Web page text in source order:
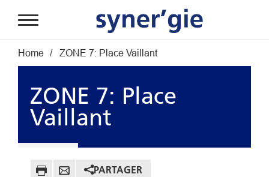
Fil d'Ariane
Home ZONE 7: Place Vaillant
ZONE 7: Place
Vaillant
PARTAGER